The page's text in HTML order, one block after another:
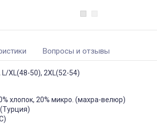
висоту
цей
чохол чи
за
жаккард кофейный
Усе сподобалось -тканина
четвірку, оскільки обіцяли
відправити через 3 дні а
Вопросы и отзывы
L/XL(48-50), 2XL(52-54)
хлопок, 20% микро. (махра-велюр)